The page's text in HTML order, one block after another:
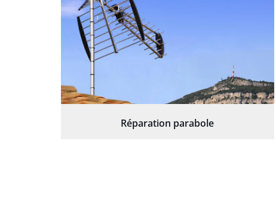
Réparation parabole